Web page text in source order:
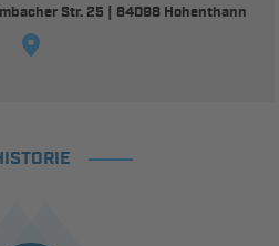
Str. 25 | 84098 Hohenthann